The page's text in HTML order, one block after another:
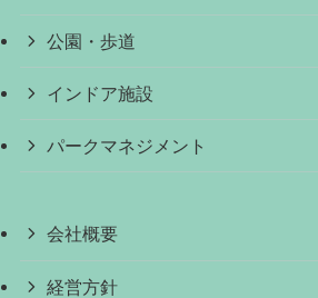
公園・歩道
インドア施設
パークマネジメント
会社概要
経営方針